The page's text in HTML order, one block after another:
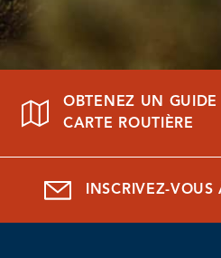
OBTENEZ UN
CARTE ROUTIÈRE
INSCRIVEZ-VOUS